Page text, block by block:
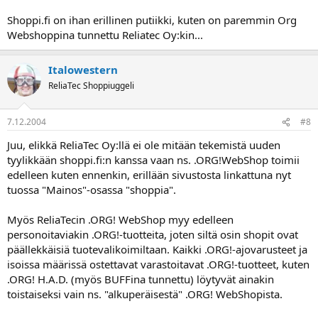
Shoppi.fi on ihan erillinen putiikki, kuten on paremmin Org
Webshoppina tunnettu Reliatec Oy:kin...
Italowestern
ReliaTec Shoppiuggeli
7.12.2004 #8
Juu, elikkä ReliaTec Oy:llä ei ole mitään tekemistä uuden
tyylikkään shoppi.fi:n kanssa vaan ns. .ORG!WebShop toimii
edelleen kuten ennenkin, erillään sivustosta linkattuna nyt
tuossa "Mainos"-osassa "shoppia".
Myös ReliaTecin .ORG! WebShop myy edelleen
personoitaviakin .ORG!-tuotteita, joten siltä osin shopit ovat
päällekkäisiä tuotevalikoimiltaan. Kaikki .ORG!-ajovarusteet ja
isoissa määrissä ostettavat varastoitavat .ORG!-tuotteet, kuten
.ORG! H.A.D. (myös BUFFina tunnettu) löytyvät ainakin
toistaiseksi vain ns. "alkuperäisestä" .ORG! WebShopista.